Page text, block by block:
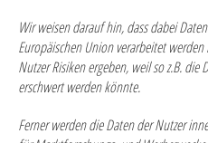
Wir weisen darauf hin, dass dabei
Europäischen Union verarbeitet
Nutzer Risiken ergeben, weil so z.B. die
erschwert werden könnte.
Ferner werden die Daten der Nutzer